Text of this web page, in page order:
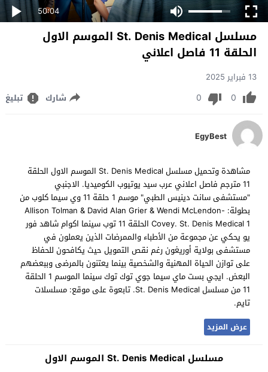
50:04
مسلسل St. Denis Medical الموسم الاول
الحلقة 11 فاصل اعلاني
13 فبراير 2025
0
0 شارك تبليغ
EgyBest
مشاهدة وتحميل مسلسل St. Denis Medical الموسم الاول الحلقة
11 مترجم فاصل اعلاني عرب سيد يوتيوب الكوميديا. الاجنبي
"مستشفى سانت دينيس الطبي" موسم 1 حلقة 11 وي سيما كلوب من
بطولة: Allison Tolman & David Alan Grier & Wendi McLendon-
Covey. St. Denis Medical 1 الحلقة 11 توب سينما اكوام شاهد فور
يو يحكي عن مجموعة من الأطباء والممرضات الذين يعملون في
مستشفى بولاية أوريغون رغم نقص التمويل حيث يكافحون للحفاظ
على توازن الحياة المهنية والشخصية بينما يعتنون بالمرضى وببعضهم
البعض. ايجي بست ماي سيما جوي توك توك سينما الموسم 1 الحلقة
11 من مسلسل St. Denis Medical. تابعوة على موقع: مسلسلات
تايم.
عرض المزيد
مسلسل St. Denis Medical الموسم الاول